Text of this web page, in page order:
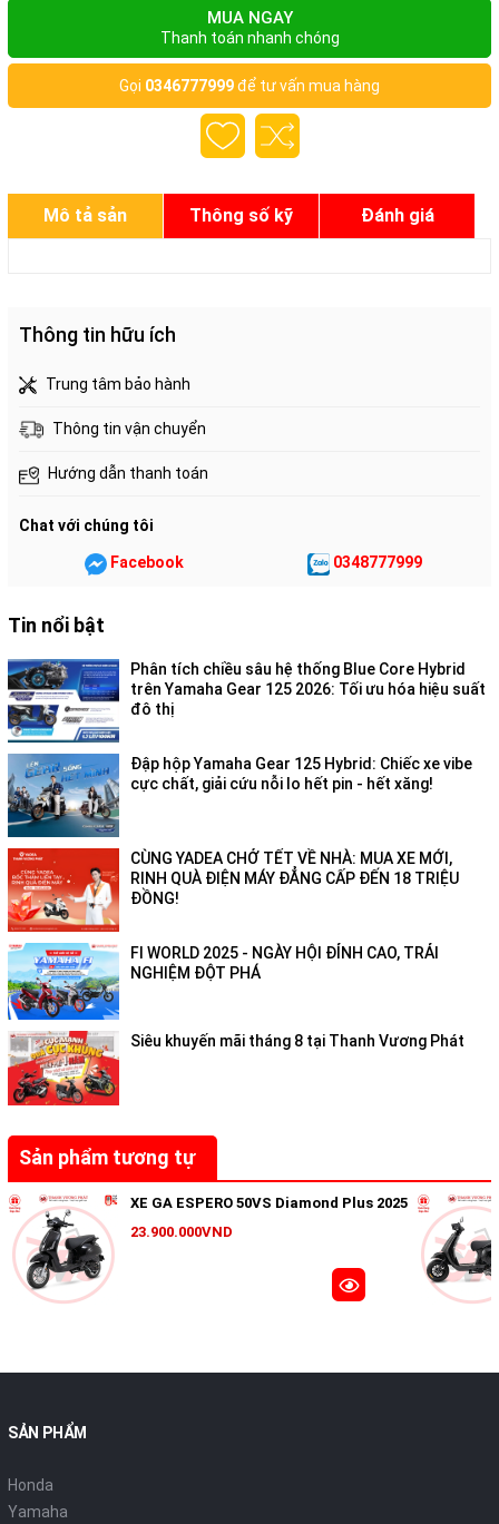
MUA NGAY
Thanh toán nhanh chóng
Gọi 0346777999để tư vấn mua hàng
Mô tả sản Thông số kỹ Đánh giá
Thông tin hữu ích
Trung tâm bảo hành
Thông tin vận chuyển
Hướng dẫn thanh toán
Chat với chúng tôi
Facebook 0348777999
Tin nổi bật
Phân tích chiều sâu hệ thống Blue Core Hybrid
trên Yamaha Gear 125 2026: Tối ưu hóa hiệu suất
đô thị
Đập hộp Yamaha Gear 125 Hybrid: Chiếc xe vibe
cực chất, giải cứu nỗi lo hết pin - hết xăng!
CÙNG YADEA CHỞ TẾT VỀ NHÀ: MUA XE MỚI,
RINH QUÀ ĐIỆN MÁY ĐẲNG CẤP ĐẾN 18 TRIỆU
ĐỒNG!
FI WORLD 2025 - NGÀY HỘI ĐỈNH CAO, TRẢI
NGHIỆM ĐỘT PHÁ
Siêu khuyến mãi tháng 8 tại Thanh Vương Phát
Sản phẩm tương tự
XE GA ESPERO 50VS Diamond Plus 2025
23.900.000VND
SẢN PHẨM
Honda
Yamaha